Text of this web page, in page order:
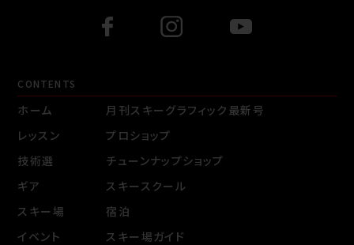
CONTENTS
ホーム
レッスン
技術選
ギア
スキー場
イベント
月刊スキーグラフィック最新号
プロショップ
チューンナップショップ
スキースクール
宿泊
スキー場ガイド